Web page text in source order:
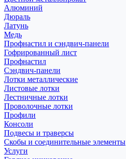
Алюминий
Дюраль
Латунь
Медь
Профнастил и сэндвич-панели
Гофрированный лист
Профнастил
Сэндвич-панели
Лотки металлические
Листовые лотки
Лестничные лотки
Проволочные лотки
Профили
Консоли
Подвесы и траверсы
Скобы и соединительные элементы
Услуги